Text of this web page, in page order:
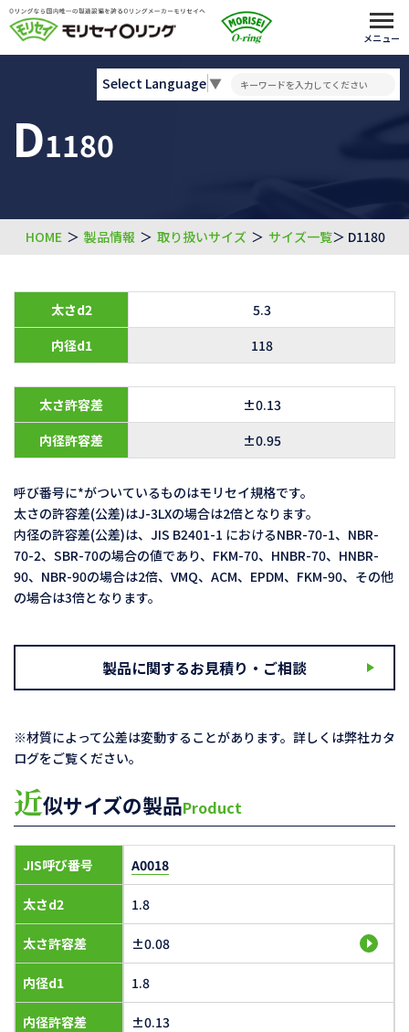
メニュー
D1180
Select Language▼
HOME ＞ 製品情報 ＞ 取り扱いサイズ ＞ サイズ一覧＞ D1180
太さd2
5.3
内径d1
118
太さ許容差
±0.13
内径許容差
±0.95
呼び番号に*がついているものはモリセイ規格です。
太さの許容差(公差)はJ-3LXの場合は2倍となります。
内径の許容差(公差)は、JIS B2401-1 におけるNBR-70-1、NBR-
70-2、SBR-70の場合の値であり、FKM-70、HNBR-70、HNBR-
90、NBR-90の場合は2倍、VMQ、ACM、EPDM、FKM-90、その他
の場合は3倍となります。
製品に関するお見積り・ご相談
※材質によって公差は変動することがあります。詳しくは弊社カタ
ログをご覧ください。
近似サイズの製品Product
JIS呼び番号
太さd2
太さ許容差
内径d1
内径許容差
A0018
1.8
±0.08
1.8
±0.13